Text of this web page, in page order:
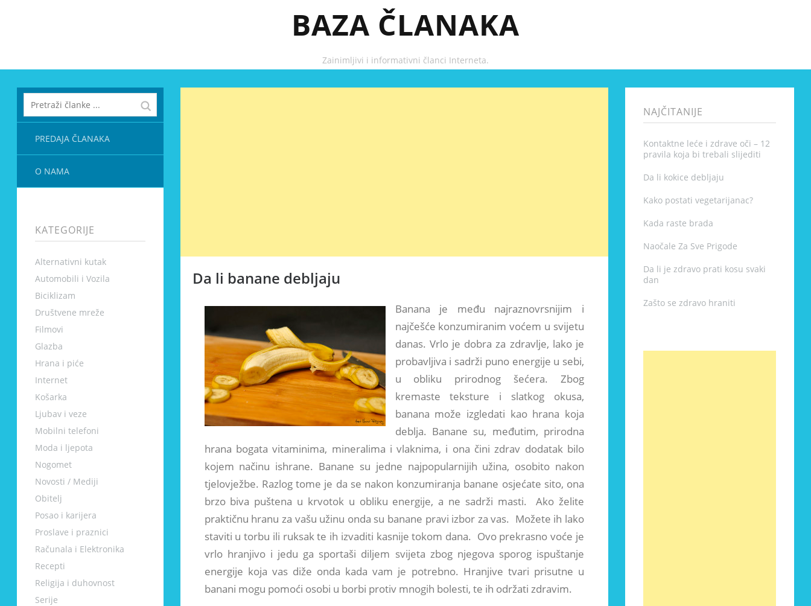
BAZA ČLANAKA
Zainimljivi i informativni članci Interneta.
PREDAJA ČLANAKA
O NAMA
KATEGORIJE
Alternativni kutak
Automobili i Vozila
Biciklizam
Društvene mreže
Filmovi
Glazba
Hrana i piće
Internet
Košarka
Ljubav i veze
Mobilni telefoni
Moda i ljepota
Nogomet
Novosti / Mediji
Obitelj
Posao i karijera
Proslave i praznici
Računala i Elektronika
Recepti
Religija i duhovnost
Serije
Da li banane debljaju
Banana je među najraznovrsnijim i
najčešće konzumiranim voćem u svijetu
danas. Vrlo je dobra za zdravlje, lako je
probavljiva i sadrži puno energije u sebi,
u obliku prirodnog šećera. Zbog
kremaste teksture i slatkog okusa,
banana može izgledati kao hrana koja
deblja. Banane su, međutim, prirodna
hrana bogata vitaminima, mineralima i vlaknima, i ona čini zdrav dodatak bilo
kojem načinu ishrane. Banane su jedne najpopularnijih užina, osobito nakon
tjelovježbe. Razlog tome je da se nakon konzumiranja banane osjećate sito, ona
brzo biva puštena u krvotok u obliku energije, a ne sadrži masti. Ako želite
praktičnu hranu za vašu užinu onda su banane pravi izbor za vas. Možete ih lako
staviti u torbu ili ruksak te ih izvaditi kasnije tokom dana. Ovo prekrasno voće je
vrlo hranjivo i jedu ga sportaši diljem svijeta zbog njegova sporog ispuštanje
energije koja vas diže onda kada vam je potrebno. Hranjive tvari prisutne u
banani mogu pomoći osobi u borbi protiv mnogih bolesti, te ih održati zdravim.
NAJČITANIJE
Kontaktne leće i zdrave oči – 12
pravila koja bi trebali slijediti
Da li kokice debljaju
Kako postati vegetarijanac?
Kada raste brada
Naočale Za Sve Prigode
Da li je zdravo prati kosu svaki
dan
Zašto se zdravo hraniti